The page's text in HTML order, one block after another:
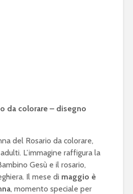
da colorare – disegno
del Rosario da colorare,
L’immagine raffigura la
Gesù e il rosario,
Il mese di maggio è
, momento speciale per